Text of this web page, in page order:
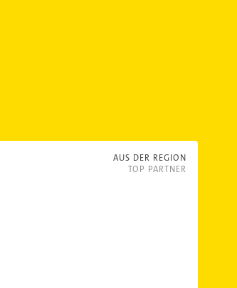
AUS DER REGION
TOP PARTNER